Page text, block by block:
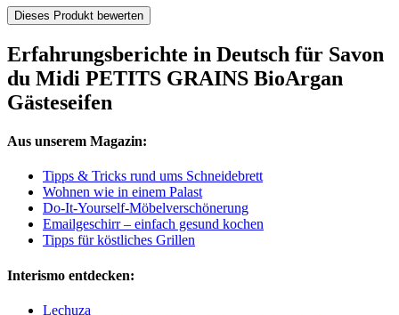
Dieses Produkt bewerten
Erfahrungsberichte in Deutsch für Savon
du Midi PETITS GRAINS BioArgan
Gästeseifen
Aus unserem Magazin:
Tipps & Tricks rund ums Schneidebrett
Wohnen wie in einem Palast
Do-It-Yourself-Möbelverschönerung
Emailgeschirr – einfach gesund kochen
Tipps für köstliches Grillen
Interismo entdecken:
Lechuza